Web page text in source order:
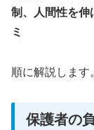
制、人間性を伸
ミ
順に解説します
保護者の